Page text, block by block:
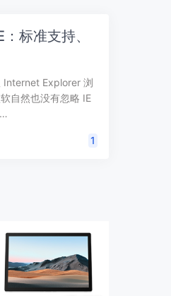
标准支持、
Explorer 浏
自然也没有忽略 IE
1